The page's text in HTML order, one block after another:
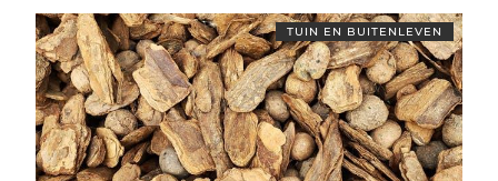
TUIN EN BUITENLEVEN